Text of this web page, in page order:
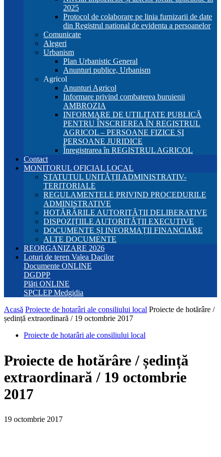
2025
Protocol de colaborare pe linia furnizarii de date
din Registrul national de evidenta a persoanelor
Comunicate
Alegeri
Urbanism
Plan Urbanistic General
Anunturi publice, Urbanism
Agricol
Anunturi Agricol
Informare privind combaterea buruienii
AMBROZIA
INFORMARE DE UTILITATE PUBLICĂ
PENTRU ÎNSCRIEREA ÎN REGISTRUL
AGRICOL – PERSOANE FIZICE ȘI
PERSOANE JURIDICE
Înregistrarea în REGISTRUL AGRICOL
Contact
MONITORUL OFICIAL LOCAL
STATUTUL UNITĂȚII ADMINISTRATIV-
TERITORIALE
REGULAMENTELE PRIVIND PROCEDURILE
ADMINISTRATIVE
HOTĂRÂRILE AUTORITĂȚII DELIBERATIVE
DISPOZIȚIILE AUTORITĂȚII EXECUTIVE
DOCUMENTE ȘI INFORMAȚII FINANCIARE
ALTE DOCUMENTE
REORGANIZARE 2026
Loturi de teren Valea Dacilor
Documente ONLINE
DGDPP
Plăți ONLINE
SPCLEP Medgidia
Acasă Proiecte de hotarâri ale consiliului local Proiecte de hotărâre /
ședință extraordinară / 19 octombrie 2017
Proiecte de hotarâri ale consiliului local
Proiecte de hotărâre / ședință
extraordinară / 19 octombrie
2017
19 octombrie 2017